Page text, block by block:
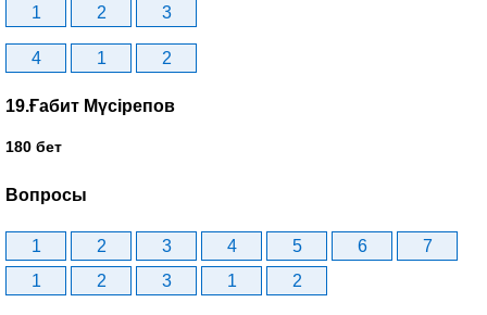
1 2 3
4 1 2
19.Ғабит Мүсірепов
180 бет
Вопросы
1 2 3 4 5 6
7
1
2 3 1 2